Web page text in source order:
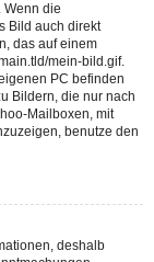
Wenn die
Bild auch direkt
das auf einem
mein-bild.gif.
PC befinden
Bildern, die nur nach
Mailboxen, mit
benutze den
deshalb